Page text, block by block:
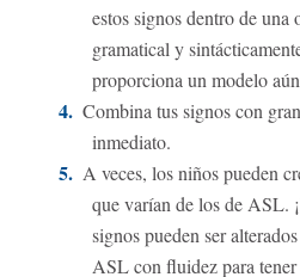
estos signos dentro de una
gramatical y
proporciona un modelo
Combina tus signos con
inmediato.
A veces, los niños pueden
que varían de los de ASL.
signos pueden ser
ASL con fluidez para tener